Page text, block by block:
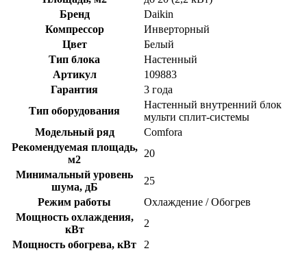
Бренд
Daikin
Компрессор
Инверторный
Цвет
Белый
Тип блока
Настенный
Артикул
109883
Гарантия
3 года
Тип оборудования
Настенный внутренний блок
мульти сплит-системы
Модельный ряд
Comfora
Рекомендуемая площадь,
м2
20
Минимальный уровень
шума, дБ
25
Режим работы
Охлаждение / Обогрев
Мощность охлаждения,
кВт
2
Мощность обогрева, кВт
2